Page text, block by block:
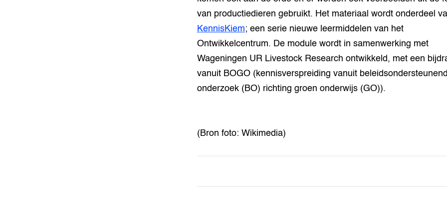
van productiedieren gebruikt. Het materiaal wordt onderdeel
KennisKiem; een serie nieuwe leermiddelen van het
Ontwikkelcentrum. De module wordt in samenwerking met
Wageningen UR Livestock Research ontwikkeld, met een
vanuit BOGO (kennisverspreiding vanuit beleidsondersteunend
onderzoek (BO) richting groen onderwijs (GO)).
(Bron foto: Wikimedia)